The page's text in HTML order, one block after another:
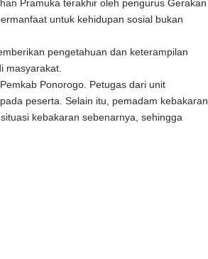
Pramuka terakhir oleh pengurus Gerakan
untuk kehidupan sosial bukan
pengetahuan dan keterampilan
masyarakat.
Ponorogo. Petugas dari unit
peserta. Selain itu, pemadam kebakaran
kebakaran sebenarnya, sehingga